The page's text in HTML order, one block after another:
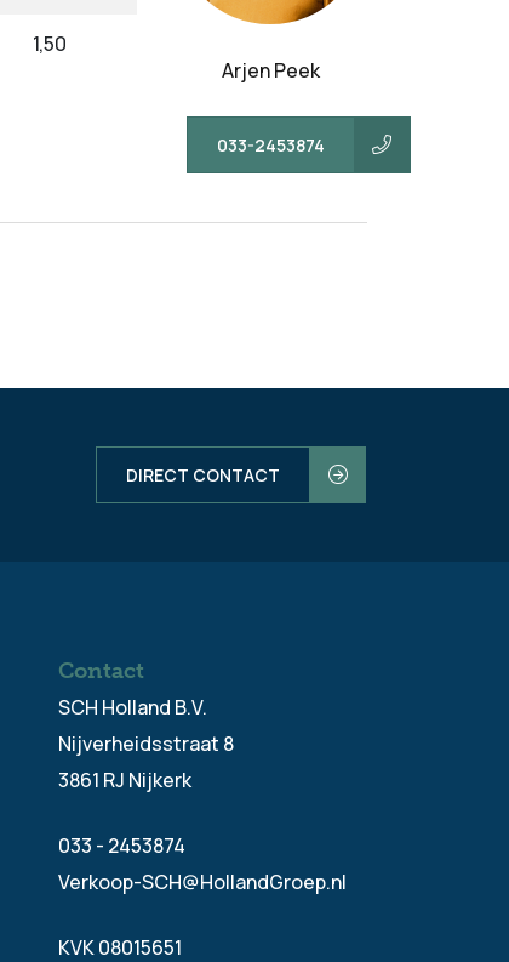
1,50
Arjen Peek
033-2453874
DIRECT CONTACT
Contact
SCH Holland B.V.
Nijverheidsstraat 8
3861 RJ Nijkerk
033 - 2453874
Verkoop-SCH@HollandGroep.nl
KVK 08015651